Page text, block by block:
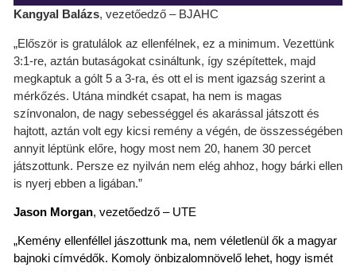
Kangyal Balázs, vezetőedző – BJAHC
„Először is gratulálok az ellenfélnek, ez a minimum. Vezettünk
3:1-re, aztán butaságokat csináltunk, így szépítettek, majd
megkaptuk a gólt 5 a 3-ra, és ott el is ment igazság szerint a
mérkőzés. Utána mindkét csapat, ha nem is magas
színvonalon, de nagy sebességgel és akarással játszott és
hajtott, aztán volt egy kicsi remény a végén, de összességében
annyit léptünk előre, hogy most nem 20, hanem 30 percet
játszottunk. Persze ez nyilván nem elég ahhoz, hogy bárki ellen
is nyerj ebben a ligában.”
Jason Morgan, vezetőedző – UTE
„Kemény ellenféllel jászottunk ma, nem véletlenül ők a magyar
bajnoki címvédők. Komoly önbizalomnövelő lehet, hogy ismét